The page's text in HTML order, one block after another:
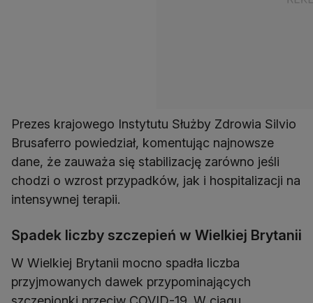
Prezes krajowego Instytutu Służby Zdrowia Silvio
Brusaferro powiedział, komentując najnowsze
dane, że zauważa się stabilizację zarówno jeśli
chodzi o wzrost przypadków, jak i hospitalizacji na
intensywnej terapii.
Spadek liczby szczepień w Wielkiej Brytanii
W Wielkiej Brytanii mocno spadła liczba
przyjmowanych dawek przypominających